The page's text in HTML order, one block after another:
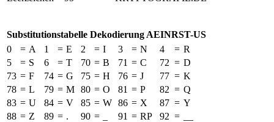
Substitutionstabelle Dekodierung AEINRST-US
0
= A 1 = E 2 = I 3 = N 4 = R
5
= S 6 = T 70 = B 71 = C 72 = D
73 = F 74 = G 75 = H 76 = J 77 = K
78 = L 79 = M 80 = O 81 = P 82 = Q
83 = U 84 = V 85 = W 86 = X 87 = Y
88 = Z 89 = . 90 = 91 = RP 92 =